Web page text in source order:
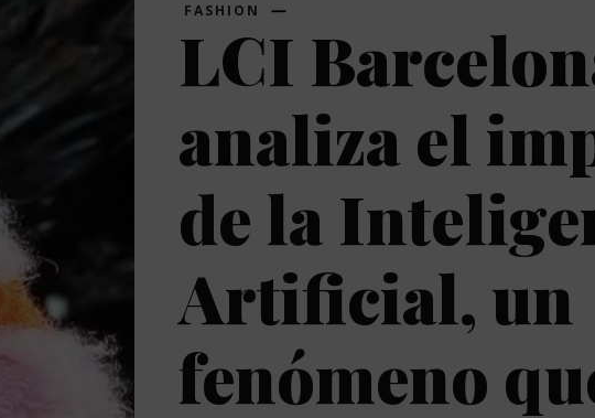
FASHION
LCI
analiza el
de la
Artificial, un
fenómeno